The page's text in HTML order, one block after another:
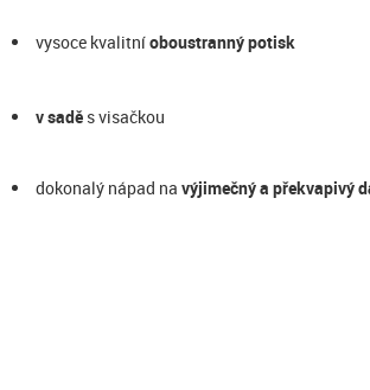
vysoce kvalitníoboustranný potisk
v sadě s visačkou
dokonalý nápad na výjimečný a překvapivý